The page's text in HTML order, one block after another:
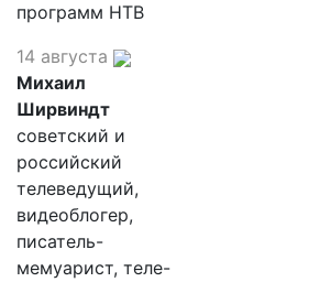
программ НТВ
14 августа
Михаил
Ширвиндт
советский и
российский
телеведущий,
видеоблогер,
писатель-
мемуарист, теле-